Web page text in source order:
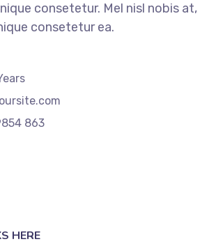
consetetur. Mel nisl nobis at,
consetetur ea.
863
HERE